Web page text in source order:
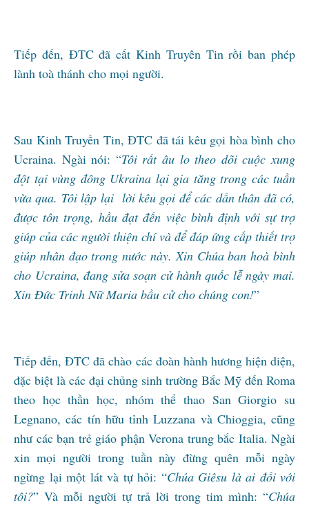
Tiếp đến, ĐTC đã cất Kinh Truyên Tin rồi ban phép
lành toà thánh cho mọi người.
Sau Kinh Truyền Tin, ĐTC đã tái kêu gọi hòa bình cho
Ucraina. Ngài nói: “Tôi rất âu lo theo dõi cuộc xung
đột tại vùng đông Ukraina lại gia tăng trong các tuần
vừa qua. Tôi lập lại lời kêu gọi để các dấn thân đã có,
được tôn trọng, hầu đạt đến việc bình định với sự trợ
giúp của các người thiện chí và để đáp ứng cấp thiết trợ
giúp nhân đạo trong nước này. Xin Chúa ban hoà bình
cho Ucraina, đang sửa soạn cử hành quốc lễ ngày mai.
Xin Đức Trinh Nữ Maria bầu cử cho chúng con!”
Tiếp đến, ĐTC đã chào các đoàn hành hương hiện diện,
đặc biệt là các đại chủng sinh trường Bắc Mỹ đến Roma
theo học thần học, nhóm thể thao San Giorgio su
Legnano, các tín hữu tỉnh Luzzana và Chioggia, cũng
như các bạn trẻ giáo phận Verona trung bắc Italia. Ngài
xin mọi người trong tuần này đừng quên mỗi ngày
ngừng lại một lát và tự hỏi: “Chúa Giêsu là ai đối với
tôi?” Và mỗi người tự trả lời trong tim mình: “Chúa